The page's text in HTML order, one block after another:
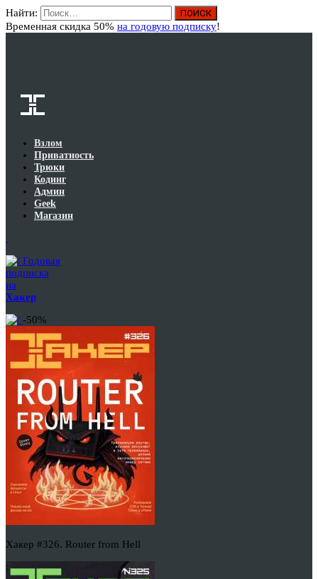
Найти:
Временная скидка 50% на годовую подписку!
Взлом
Приватность
Трюки
Кодинг
Админ
Geek
Магазин
Годовая
подписка
на
Хакер
-50%
Хакер #326. Router from Hell